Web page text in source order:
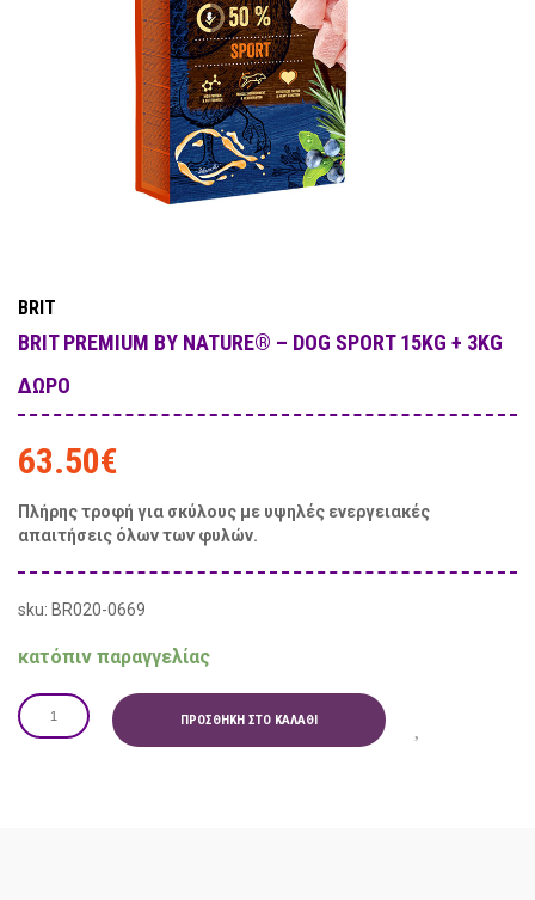
BRIT
BRIT PREMIUM BY NATURE® – DOG SPORT 15KG + 3KG
ΔΩΡΟ
63.50€
Πλήρης τροφή για σκύλους με υψηλές ενεργειακές
απαιτήσεις όλων των φυλών.
sku: BR020-0669
κατόπιν παραγγελίας
ΠΡΟΣΘΉΚΗ ΣΤΟ ΚΑΛΆΘΙ